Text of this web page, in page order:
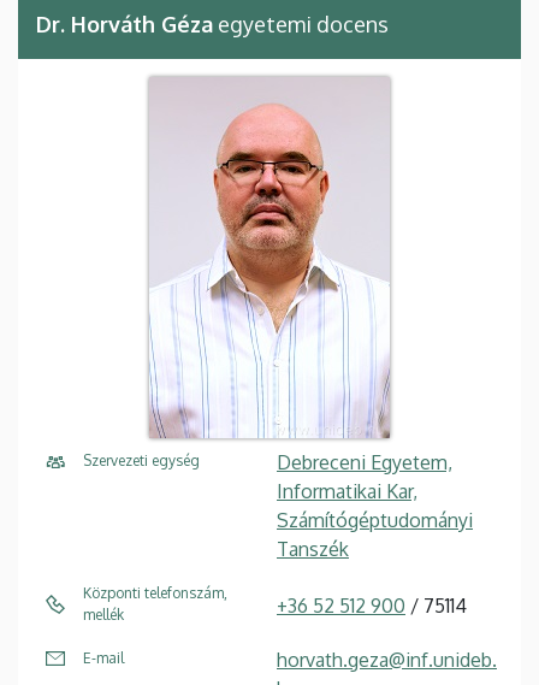
Dr. Horváth Géza egyetemi docens
Szervezeti egység
Debreceni Egyetem,
Informatikai Kar,
Számítógéptudományi
Tanszék
Központi telefonszám,
mellék
+36 52 512 900 / 75114
E-mail
horvath.geza@inf.unideb.